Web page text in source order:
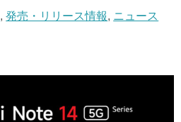
,発売・リリース情報, ニュース